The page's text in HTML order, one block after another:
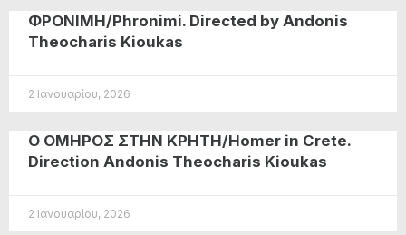
ΦΡΟΝΙΜΗ/Phronimi. Directed by Andonis
Theocharis Kioukas
2 Ιανουαρίου, 2026
O OMHΡΟΣ ΣΤΗΝ ΚΡΗΤΗ/Homer in Crete.
Direction Andonis Theocharis Kioukas
2 Ιανουαρίου, 2026